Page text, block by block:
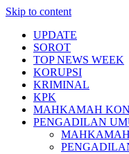
Skip to content
UPDATE
SOROT
TOP NEWS WEEK
KORUPSI
KRIMINAL
KPK
MAHKAMAH
PENGADILAN